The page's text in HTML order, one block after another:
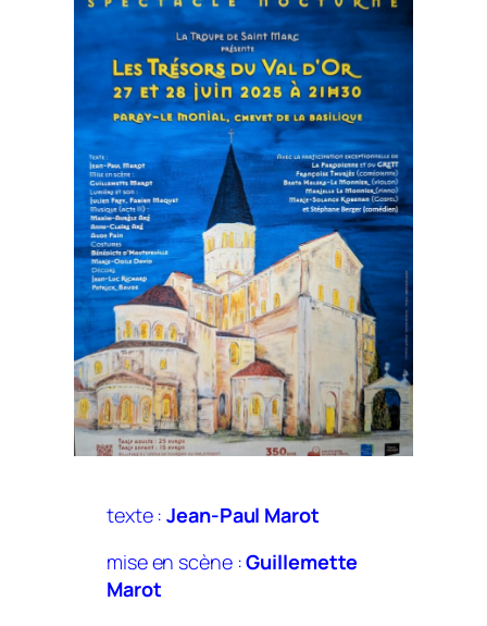
texte :Jean-Paul Marot
mise en scène :Guillemette
Marot